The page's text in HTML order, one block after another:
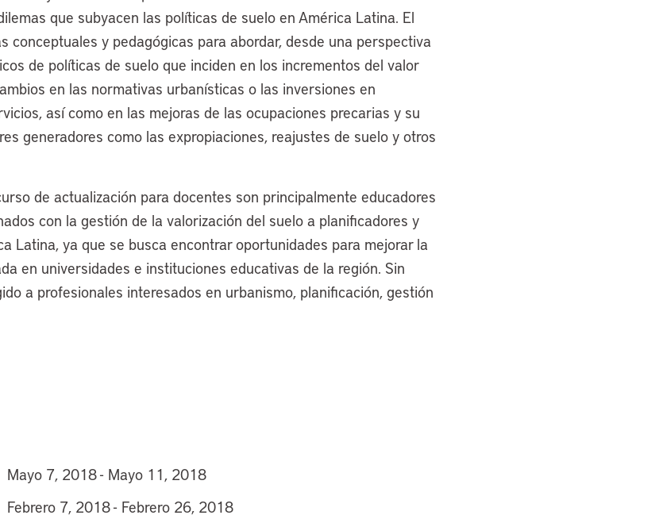
que subyacen las políticas de suelo en América Latina. El
conceptuales y pedagógicas para abordar, desde una perspectiva
de políticas de suelo que inciden en los incrementos del valor
en las normativas urbanísticas o las inversiones en
así como en las mejoras de las ocupaciones precarias y su
generadores como las expropiaciones, reajustes de suelo y otros
de actualización para docentes son principalmente educadores
con la gestión de la valorización del suelo a planificadores y
Latina, ya que se busca encontrar oportunidades para mejorar la
en universidades e instituciones educativas de la región. Sin
a profesionales interesados en urbanismo, planificación, gestión
Mayo 7, 2018 - Mayo 11, 2018
Febrero 7, 2018 - Febrero 26, 2018